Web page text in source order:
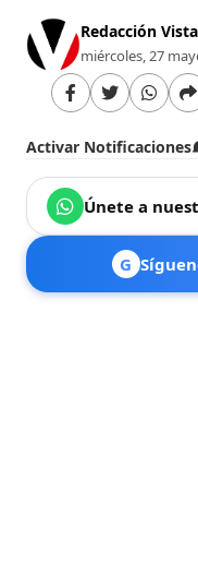
Redacción
miércoles, 27
Activar Notificaciones
Únete a
G